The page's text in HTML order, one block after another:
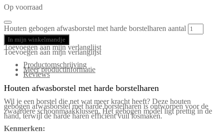
Op voorraad
Houten gebogen afwasborstel met harde borstelharen aantal
In mijn winkelmandje
Toevoegen aan mijn verlanglijst
Toevoegen aan mijn verlanglijst
Productomschrijving
Meer productinformatie
Reviews
Houten afwasborstel met harde borstelharen
Wil je een borstel die net wat meer kracht heeft? Deze houten
gebogen afwasborstel met harde borstelharen is ontworpen voor de
zwaardere schoonmaakklussen. Het gebogen model ligt prettig in de
hand, terwijl de harde haren efficiënt vuil losmaken.
Kenmerken: